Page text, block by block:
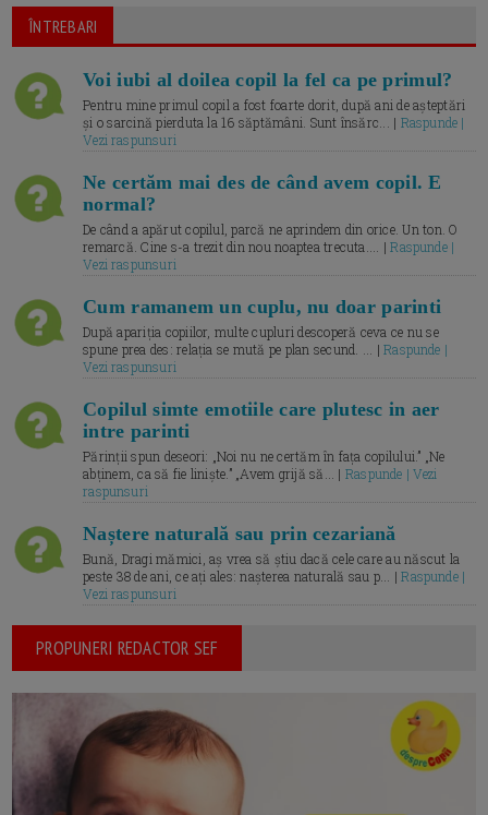
ÎNTREBARI
Voi iubi al doilea copil la fel ca pe primul?
Pentru mine primul copil a fost foarte dorit, după ani de așteptări
și o sarcină pierduta la 16 săptămâni. Sunt însărc... | Raspunde |
Vezi raspunsuri
Ne certăm mai des de când avem copil. E
normal?
De când a apărut copilul, parcă ne aprindem din orice. Un ton. O
remarcă. Cine s-a trezit din nou noaptea trecuta.... |Raspunde |
Vezi raspunsuri
Cum ramanem un cuplu, nu doar parinti
După apariția copiilor, multe cupluri descoperă ceva ce nu se
spune prea des: relația se mută pe plan secund. ... |Raspunde |
Vezi raspunsuri
Copilul simte emotiile care plutesc in aer
intre parinti
Părinții spun deseori: „Noi nu ne certăm în fața copilului.” „Ne
abținem, ca să fie liniște.” „Avem grijă să... | Raspunde | Vezi
raspunsuri
Naștere naturală sau prin cezariană
Bună, Dragi mămici, aș vrea să știu dacă cele care au născut la
peste 38 de ani, ce ați ales: nașterea naturală sau p... |Raspunde |
Vezi raspunsuri
PROPUNERI REDACTOR SEF